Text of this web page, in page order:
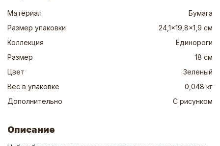
Материал
Бумага
Размер упаковки
24,1x19,8x1,9 см
Коллекция
Единороги
Размер
18 см
Цвет
Зеленый
Вес в упаковке
0,048 кг
Дополнительно
С рисунком
Описание